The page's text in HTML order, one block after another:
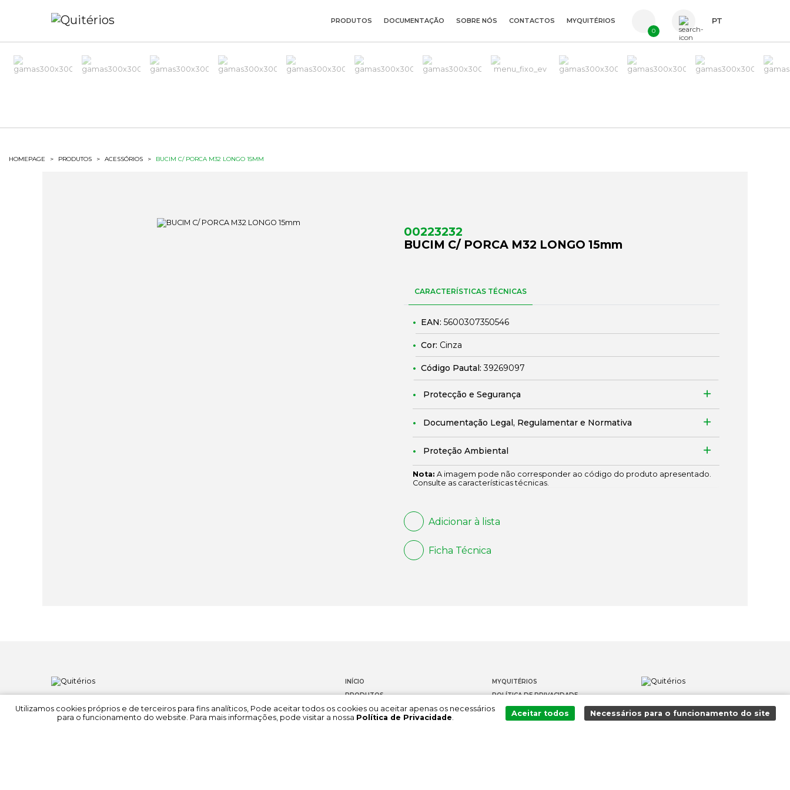
ES
PRODUTOS DOCUMENTAÇÃO SOBRE NÓS CONTACTOS MYQUITÉRIOS
0
PT
HOMEPAGE > PRODUTOS > ACESSÓRIOS > BUCIM C/ PORCA M32 LONGO 15MM
00223232
BUCIM C/ PORCA M32 LONGO 15mm
CARACTERÍSTICAS TÉCNICAS
EAN: 5600307350546
Cor: Cinza
Código Pautal:39269097
Protecção e Segurança
Documentação Legal, Regulamentar e Normativa
Proteção Ambiental
Nota: A imagem pode não corresponder ao código do produto apresentado.
Consulte as características técnicas.
Adicionar à lista
Ficha Técnica
INÍCIO
PRODUTOS
DOCUMENTAÇÃO
SOBRE NÓS
MYQUITÉRIOS
POLÍTICA DE PRIVACIDADE
CONTACTOS
CANAL DE DENÚNCIAS
Utilizamos cookies próprios e de terceiros para fins analíticos, Pode aceitar todos os cookies ou aceitar apenas os necessários
para o funcionamento do website. Para mais informações, pode visitar a nossa Política de Privacidade. Aceitar todos Necessários para o funcionamento do site